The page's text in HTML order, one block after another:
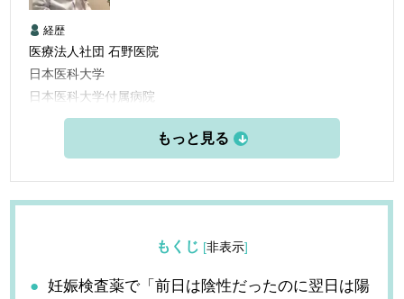
経歴
医療法人社団 石野医院
日本医科大学
日本医科大学付属病院
日本医科大付属第二病院
石野医院
もくじ [非表示]
妊娠検査薬で「前日は陰性だったのに翌日は陽